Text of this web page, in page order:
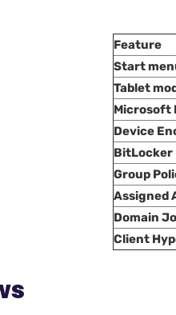
Feature
Start
Tablet
Microsoft
Device
BitLocker
Group
Assigned
Domain
Client